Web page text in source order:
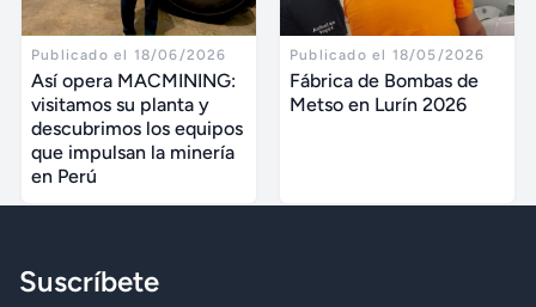
Publicado el 18/06/2026
Así opera MACMINING:
visitamos su planta y
descubrimos los equipos
que impulsan la minería
en Perú
Publicado el 18/05/2026
Fábrica de Bombas de
Metso en Lurín 2026
Suscríbete